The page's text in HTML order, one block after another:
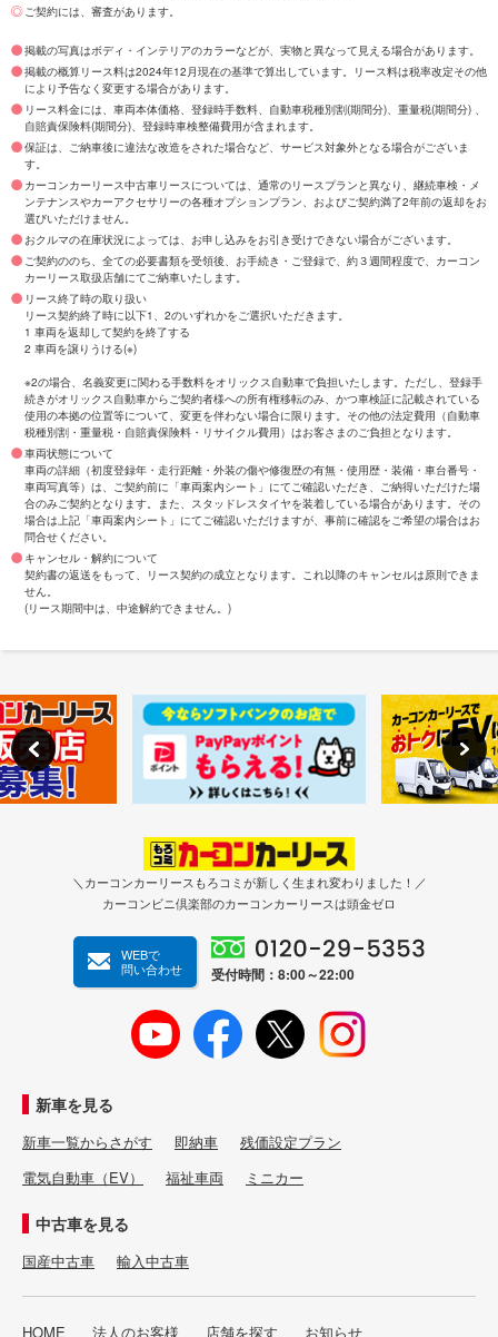
ご契約には、審査があります。
掲載の写真はボディ・インテリアのカラーなどが、実物と異なって見える場合があります。
掲載の概算リース料は2024年12月現在の基準で算出しています。リース料は税率改定その他
により予告なく変更する場合があります。
リース料金には、車両本体価格、登録時手数料、自動車税種別割(期間分)、重量税(期間分) 、
自賠責保険料(期間分)、登録時車検整備費用が含まれます。
保証は、ご納車後に違法な改造をされた場合など、サービス対象外となる場合がございま
す。
カーコンカーリース中古車リースについては、通常のリースプランと異なり、継続車検・メ
ンテナンスやカーアクセサリーの各種オプションプラン、およびご契約満了2年前の返却をお
選びいただけません。
おクルマの在庫状況によっては、お申し込みをお引き受けできない場合がございます。
ご契約ののち、全ての必要書類を受領後、お手続き・ご登録で、約３週間程度で、カーコン
カーリース取扱店舗にてご納車いたします。
リース終了時の取り扱い
リース契約終了時に以下1、2のいずれかをご選択いただきます。
1 車両を返却して契約を終了する
2 車両を譲りうける(※)
※2の場合、名義変更に関わる手数料をオリックス自動車で負担いたします。ただし、登録手
続きがオリックス自動車からご契約者様への所有権移転のみ、かつ車検証に記載されている
使用の本拠の位置等について、変更を伴わない場合に限ります。その他の法定費用（自動車
税種別割・重量税・自賠責保険料・リサイクル費用）はお客さまのご負担となります。
車両状態について
車両の詳細（初度登録年・走行距離・外装の傷や修復歴の有無・使用歴・装備・車台番号・
車両写真等）は、ご契約前に「車両案内シート」にてご確認いただき、ご納得いただけた場
合のみご契約となります。また、スタッドレスタイヤを装着している場合があります。その
場合は上記「車両案内シート」にてご確認いただけますが、事前に確認をご希望の場合はお
問合せください。
キャンセル・解約について
契約書の返送をもって、リース契約の成立となります。これ以降のキャンセルは原則できま
せん。
(リース期間中は、中途解約できません。)
＼カーコンカーリースもろコミが新しく生まれ変わりました！／
カーコンビニ倶楽部のカーコンカーリースは頭金ゼロ
WEBで
問い合わせ
受付時間：8:00～22:00
新車を見る
新車一覧からさがす 即納車
残価設定プラン
電気自動車（EV）
福祉車両 ミニカー
中古車を見る
国産中古車 輸入中古車
HOME 法人のお客様 店舗を探す お知らせ